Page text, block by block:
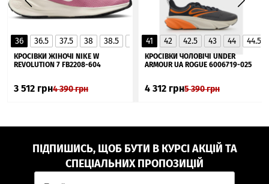
36 36.5 37.5 38 38.5 40 40.5
41
▲
КРОСІВКИ ЖІНОЧІ NIKE W
REVOLUTION 7 FB2208-604
3 512 грн4 390грн
41 42 42.5 43 44 44.5
КРОСІВКИ ЧОЛОВІЧІ UNDER
ARMOUR UA ROGUE 6006719-025
4 312 грн5 390грн
ПІДПИШИСЬ, ЩОБ БУТИ В КУРСІ АКЦІЙ ТА
СПЕЦІАЛЬНИХ ПРОПОЗИЦІЙ